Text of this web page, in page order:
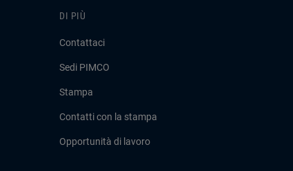
DI PIÙ
Contattaci
Sedi PIMCO
Stampa
Contatti con la stampa
Opportunità di lavoro